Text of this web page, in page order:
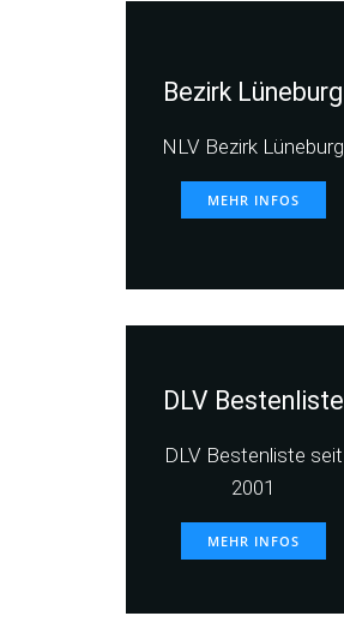
Bezirk Lüneburg
NLV Bezirk Lüneburg
MEHR INFOS
DLV Bestenliste
DLV Bestenliste seit
2001
MEHR INFOS